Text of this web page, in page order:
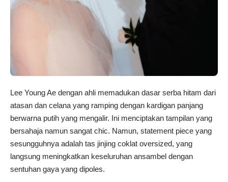
Lee Young Ae dengan ahli memadukan dasar serba hitam dari
atasan dan celana yang ramping dengan kardigan panjang
berwarna putih yang mengalir. Ini menciptakan tampilan yang
bersahaja namun sangat chic. Namun, statement piece yang
sesungguhnya adalah tas jinjing coklat oversized, yang
langsung meningkatkan keseluruhan ansambel dengan
sentuhan gaya yang dipoles.